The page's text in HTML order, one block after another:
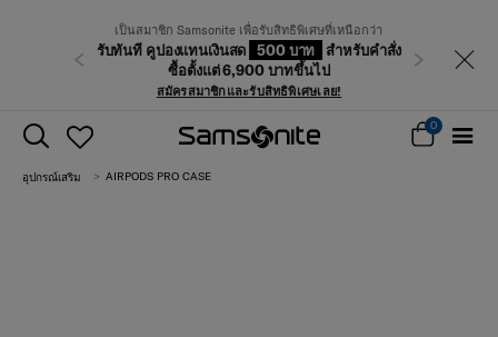
เป็นสมาชิก Samsonite เพื่อรับสิทธิพิเศษที่เหนือกว่า
รับทันที คูปองแทนเงินสด 500 บาท
สำหรับคำสั่ง
ซื้อตั้งแต่ 6,900 บาทขึ้นไป
สมัครสมาชิกและรับสิทธิพิเศษเลย!
ก่อนหน้า ถัดไป
0
อุปกรณ์เสริม AIRPODS PRO CASE